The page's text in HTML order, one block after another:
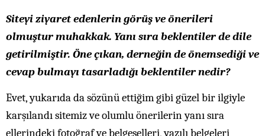
Siteyi ziyaret edenlerin görüş ve önerileri
olmuştur muhakkak. Yanı sıra beklentiler de dile
getirilmiştir. Öne çıkan, derneğin de önemsediği ve
cevap bulmayı tasarladığı beklentiler nedir?
Evet, yukarıda da sözünü ettiğim gibi güzel bir ilgiyle
karşılandı sitemiz ve olumlu önerilerin yanı sıra
ellerindeki fotoğraf ve belgeselleri, yazılı belgeleri